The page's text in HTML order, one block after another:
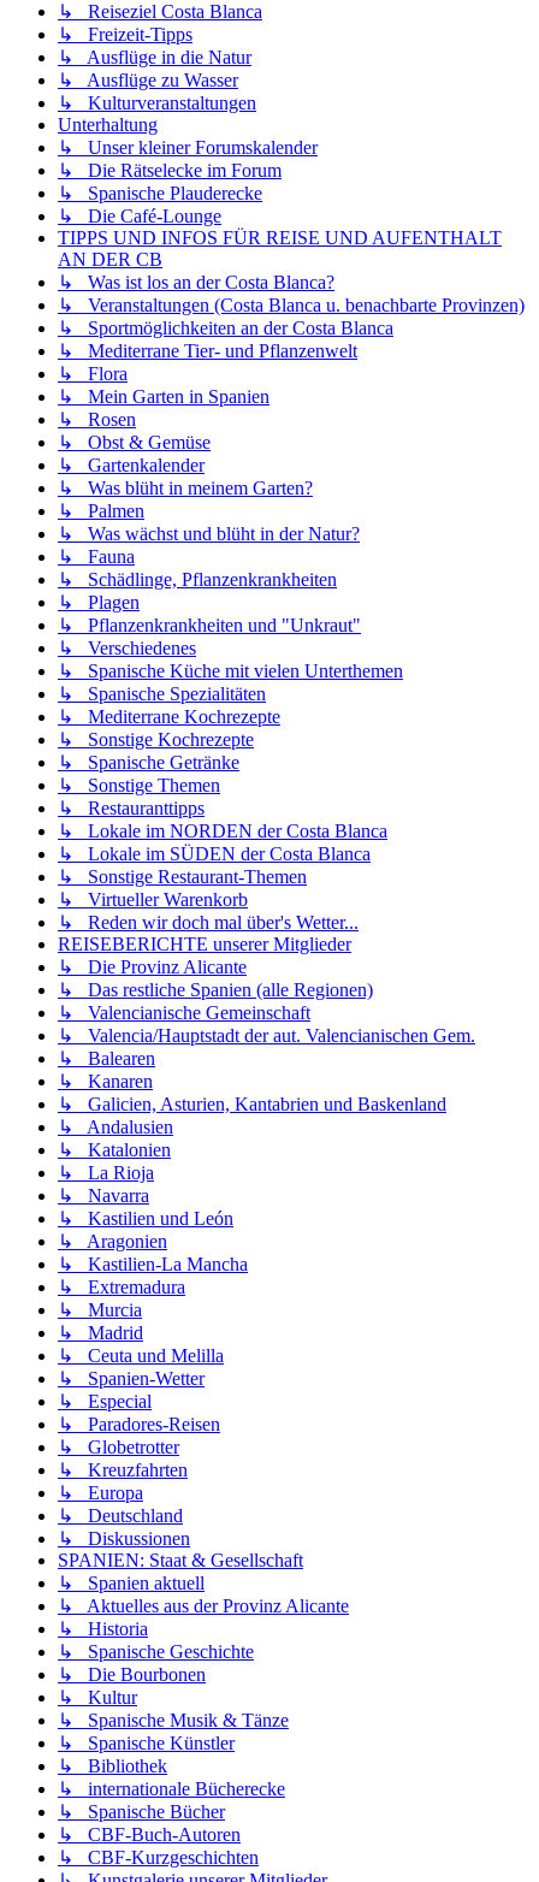
↳ Reiseziel Costa Blanca
↳ Freizeit-Tipps
↳ Ausflüge in die Natur
↳ Ausflüge zu Wasser
↳ Kulturveranstaltungen
Unterhaltung
↳ Unser kleiner Forumskalender
↳ Die Rätselecke im Forum
↳ Spanische Plauderecke
↳ Die Café-Lounge
TIPPS UND INFOS FÜR REISE UND AUFENTHALT
AN DER CB
↳ Was ist los an der Costa Blanca?
↳ Veranstaltungen (Costa Blanca u. benachbarte Provinzen)
↳ Sportmöglichkeiten an der Costa Blanca
↳ Mediterrane Tier- und Pflanzenwelt
↳ Flora
↳ Mein Garten in Spanien
↳ Rosen
↳ Obst & Gemüse
↳ Gartenkalender
↳ Was blüht in meinem Garten?
↳ Palmen
↳ Was wächst und blüht in der Natur?
↳ Fauna
↳ Schädlinge, Pflanzenkrankheiten
↳ Plagen
↳ Pflanzenkrankheiten und "Unkraut"
↳ Verschiedenes
↳ Spanische Küche mit vielen Unterthemen
↳ Spanische Spezialitäten
↳ Mediterrane Kochrezepte
↳ Sonstige Kochrezepte
↳ Spanische Getränke
↳ Sonstige Themen
↳ Restauranttipps
↳ Lokale im NORDEN der Costa Blanca
↳ Lokale im SÜDEN der Costa Blanca
↳ Sonstige Restaurant-Themen
↳ Virtueller Warenkorb
↳ Reden wir doch mal über's Wetter...
REISEBERICHTE unserer Mitglieder
↳ Die Provinz Alicante
↳ Das restliche Spanien (alle Regionen)
↳ Valencianische Gemeinschaft
↳ Valencia/Hauptstadt der aut. Valencianischen Gem.
↳ Balearen
↳ Kanaren
↳ Galicien, Asturien, Kantabrien und Baskenland
↳ Andalusien
↳ Katalonien
↳ La Rioja
↳ Navarra
↳ Kastilien und León
↳ Aragonien
↳ Kastilien-La Mancha
↳ Extremadura
↳ Murcia
↳ Madrid
↳ Ceuta und Melilla
↳ Spanien-Wetter
↳ Especial
↳ Paradores-Reisen
↳ Globetrotter
↳ Kreuzfahrten
↳ Europa
↳ Deutschland
↳ Diskussionen
SPANIEN: Staat & Gesellschaft
↳ Spanien aktuell
↳ Aktuelles aus der Provinz Alicante
↳ Historia
↳ Spanische Geschichte
↳ Die Bourbonen
↳ Kultur
↳ Spanische Musik & Tänze
↳ Spanische Künstler
↳ Bibliothek
↳ internationale Bücherecke
↳ Spanische Bücher
↳ CBF-Buch-Autoren
↳ CBF-Kurzgeschichten